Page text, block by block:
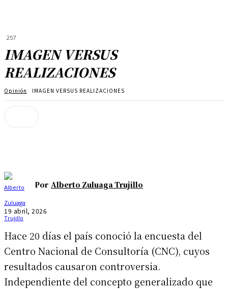
257
IMAGEN VERSUS
REALIZACIONES
Opinión IMAGEN VERSUS REALIZACIONES
Por Alberto Zuluaga Trujillo
19 abril, 2026
Hace 20 días el país conoció la encuesta del
Centro Nacional de Consultoría (CNC), cuyos
resultados causaron controversia.
Independiente del concepto generalizado que